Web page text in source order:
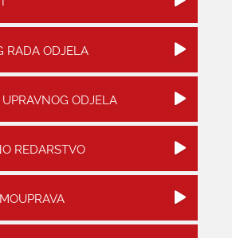
RADA ODJELA
ODJELA
REDARSTVO